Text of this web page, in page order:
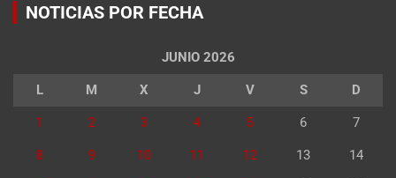
NOTICIAS POR FECHA
JUNIO 2026
L M X J V S D
1 2 3 4 5 6 7
8 9 10 11 12 13 14